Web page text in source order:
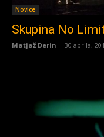
Novice
Skupina No
Matjaž Derin - 30 aprila,